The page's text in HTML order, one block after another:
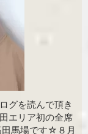
グを読んで頂き
エリア初の全席
馬場です☆８月